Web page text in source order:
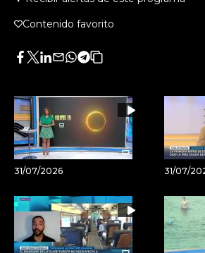
Contenido favorito
Facebook
Twitter
LinkedIn
Enviar
Whatsapp
Telegram
Copiar
artículo
31/07/2026 31/07/